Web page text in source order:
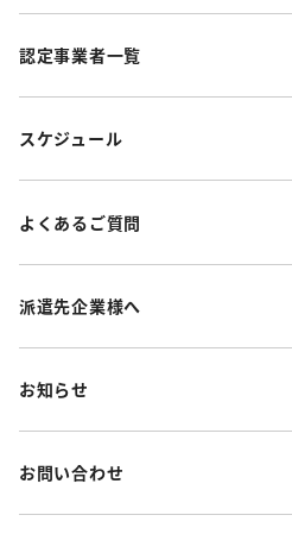
認定事業者一覧
スケジュール
よくあるご質問
派遣先企業様へ
お知らせ
お問い合わせ